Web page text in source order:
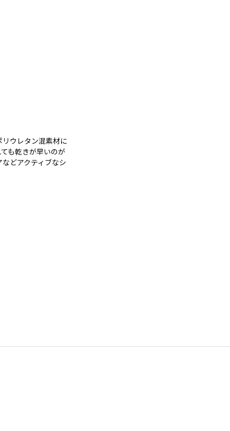
ウレタン混素材に
も乾きが早いのが
どアクティブなシ